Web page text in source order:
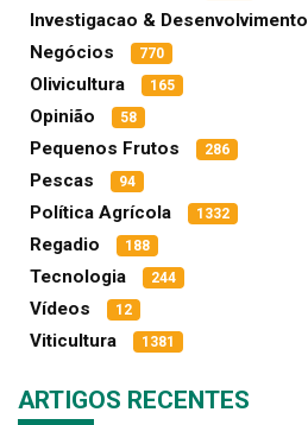
Investigacao & Desenvolvimento
Negócios 770
Olivicultura 165
Opinião 58
Pequenos Frutos 286
Pescas 94
Política Agrícola 1332
Regadio 188
Tecnologia 244
Vídeos 12
Viticultura 1381
ARTIGOS RECENTES